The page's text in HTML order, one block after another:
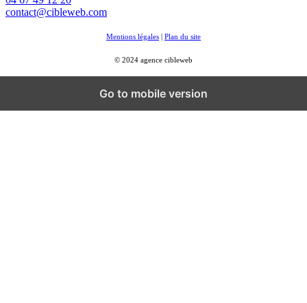
contact@cibleweb.com
Mentions légales | Plan du site
© 2024 agence cibleweb
Go to mobile version